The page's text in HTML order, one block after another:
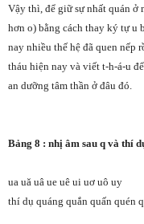
Vậy thì, để giữ sự nhất quán ở
hơn o) bằng cách thay ký tự u
nay nhiều thế hệ đã quen nếp
tháu hiện nay và viết t-h-á-u
an dưỡng tâm thần ở đâu đó.
Bảng 8 : nhị âm sau q và thí
ua uă uâ ue uê ui uơ uô uy
thí dụ quáng quắn quấn quén